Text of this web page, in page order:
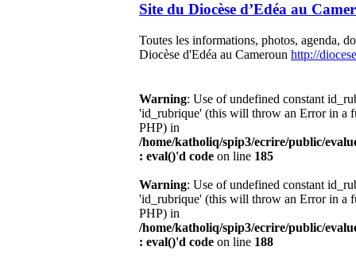
Site du Diocèse d’Edéa au
Toutes les informations, photos, agenda,
Diocèse d'Edéa au Cameroun http://
Warning: Use of undefined constant
'id_rubrique' (this will throw an Error in a
PHP) in
/home/katholiq/spip3/ecrire/public/
: eval()'d code on line 185
Warning: Use of undefined constant
'id_rubrique' (this will throw an Error in a
PHP) in
/home/katholiq/spip3/ecrire/public/
: eval()'d code on line 188